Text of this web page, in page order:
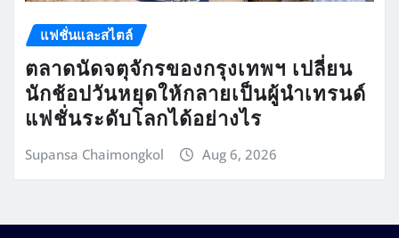
แฟชั่นและสไตล์
ตลาดนัดจตุจักรของกรุงเทพฯ เปลี่ยน
นักช้อปวันหยุดให้กลายเป็นผู้นำเทรนด์
แฟชั่นระดับโลกได้อย่างไร
Supansa Chaimongkol Aug 6, 2026